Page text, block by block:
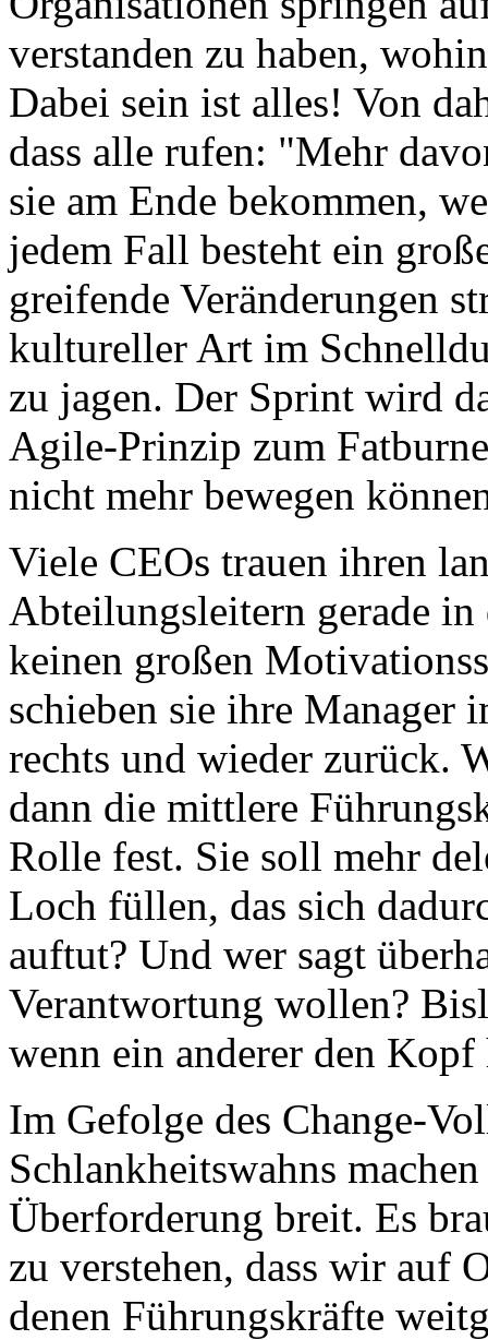
verstanden zu haben,
Dabei sein ist alles! Von
dass alle rufen: "Mehr
sie am Ende bekommen,
jedem Fall besteht ein
greifende Veränderungen
kultureller Art im
zu jagen. Der Sprint wird
Agile-Prinzip zum
nicht mehr bewegen
Viele CEOs trauen ihren
Abteilungsleitern gerade
keinen großen
schieben sie ihre Manager
rechts und wieder zurück.
dann die mittlere
Rolle fest. Sie soll mehr
Loch füllen, das sich
auftut? Und wer sagt
Verantwortung wollen?
wenn ein anderer den
Im Gefolge des Change-
Schlankheitswahns
Überforderung breit. Es
zu verstehen, dass wir auf
denen Führungskräfte